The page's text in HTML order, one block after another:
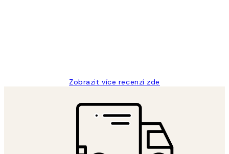
Zobrazit více recenzí zde